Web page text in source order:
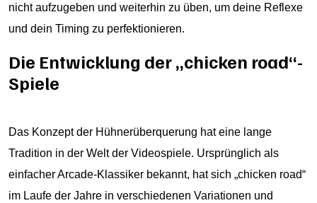
nicht aufzugeben und weiterhin zu üben, um deine Reflexe
und dein Timing zu perfektionieren.
Die Entwicklung der „chicken road“-
Spiele
Das Konzept der Hühnerüberquerung hat eine lange
Tradition in der Welt der Videospiele. Ursprünglich als
einfacher Arcade-Klassiker bekannt, hat sich „chicken road“
im Laufe der Jahre in verschiedenen Variationen und